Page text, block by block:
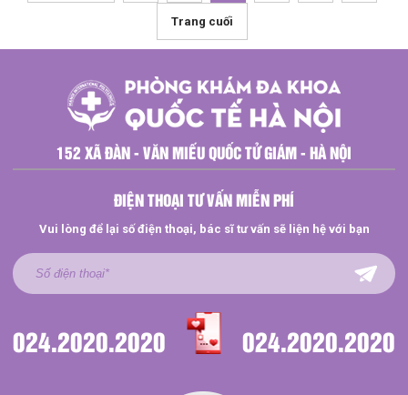
Trang cuối
152 XÃ ĐÀN - VĂN MIẾU QUỐC TỬ GIÁM - HÀ NỘI
ĐIỆN THOẠI TƯ VẤN MIỄN PHÍ
Vui lòng để lại số điện thoại, bác sĩ tư vấn sẽ liện hệ với bạn
024.2020.2020 024.2020.2020